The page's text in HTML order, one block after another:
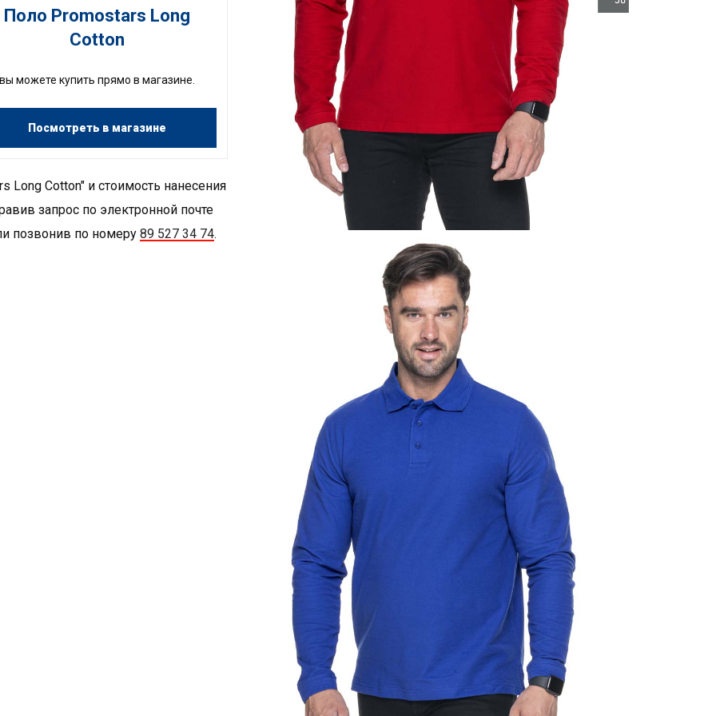
Поло Promostars Long
Cotton
можете купить прямо в магазине.
Посмотреть в магазине
Cotton" и стоимость нанесения
запрос по электронной почте
позвонив по номеру89 527 34 74.